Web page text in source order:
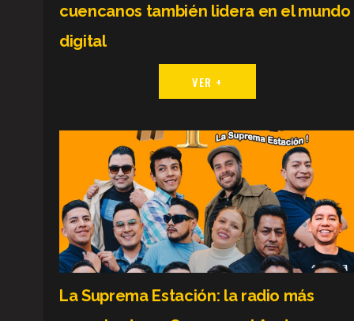
cuencanos también lidera en el mundo
digital
VER +
La Suprema Estación: la radio más